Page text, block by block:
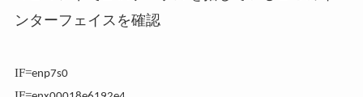
ンターフェイスを確認
IF=enp7s0